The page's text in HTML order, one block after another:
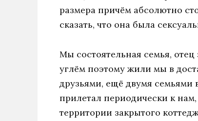
размера причём абсолютно
сказать, что она была
Мы состоятельная семья,
углём поэтому жили мы в
друзьями, ещё двумя семьями
прилетал периодически к
территории закрытого